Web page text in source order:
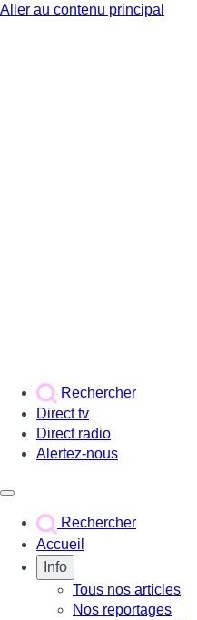
Aller au contenu principal
Rechercher
Direct tv
Direct radio
Alertez-nous
Rechercher
Accueil
Info
Tous nos articles
Nos reportages